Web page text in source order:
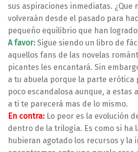
sus aspiraciones inmediatas. ¿Que
volveraán desde el pasado para
pequeño equilibrio que han
A favor: Sigue siendo un libro de
aquellos fans de las novelas
picantes les encantará. Sin
a tu abuela porque la parte erótica
poco escandalosa aunque, a estas
a ti te parecerá mas de lo mismo.
En contra: Lo peor es la evolución
dentro de la trilogía. Es como si ha
hubieran agotado los recursos y la